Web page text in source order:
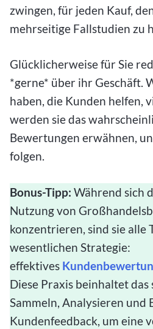
zwingen, für jeden Kauf,
mehrseitige Fallstudien zu
Glücklicherweise für Sie
*gerne* über ihr Geschäft.
haben, die Kunden helfen,
werden sie das
Bewertungen erwähnen,
folgen.
Bonus-Tipp: Während sich
Nutzung von
konzentrieren, sind sie alle
wesentlichen Strategie:
effektives
Diese Praxis beinhaltet das
Sammeln, Analysieren und
Kundenfeedback, um eine